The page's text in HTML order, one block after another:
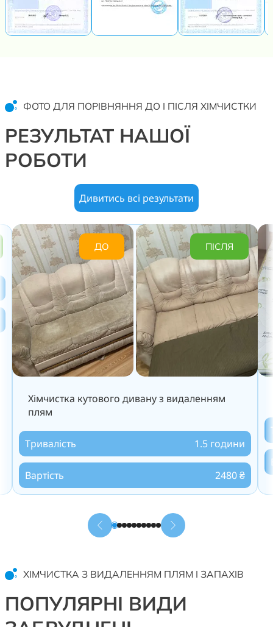
ФОТО ДЛЯ ПОРІВНЯННЯ ДО І ПІСЛЯ ХІМЧИСТКИ
РЕЗУЛЬТАТ НАШОЇ
РОБОТИ
Дивитись всі результати
ДО ПІСЛЯ
Хімчистка кутового дивану з видаленням
плям
Тривалість 1.5 години
Вартість 2480 ₴
ХІМЧИСТКА З ВИДАЛЕННЯМ ПЛЯМ І ЗАПАХІВ
ПОПУЛЯРНІ ВИДИ